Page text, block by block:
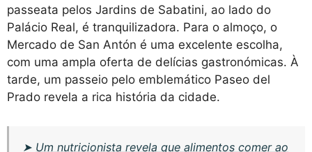
passeata pelos Jardins de Sabatini, ao lado do
Palácio Real, é tranquilizadora. Para o almoço, o
Mercado de San Antón é uma excelente escolha,
com uma ampla oferta de delícias gastronómicas. À
tarde, um passeio pelo emblemático Paseo del
Prado revela a rica história da cidade.
➤ Um nutricionista revela que alimentos comer ao